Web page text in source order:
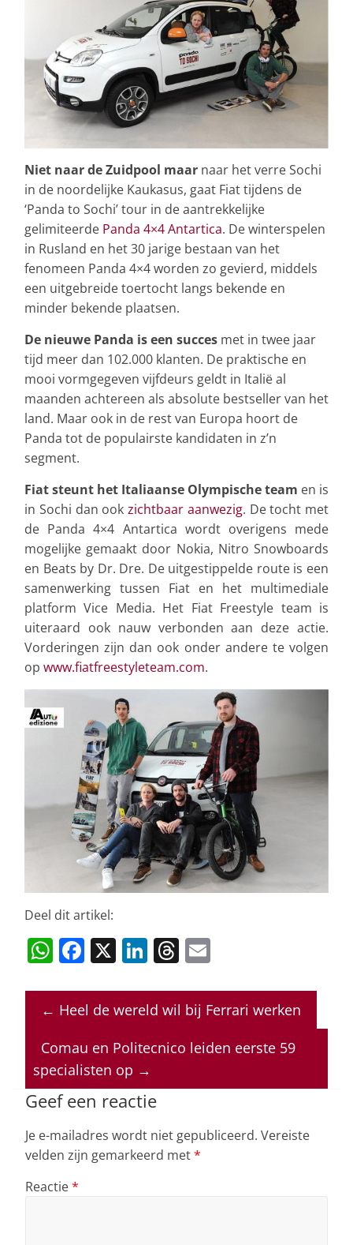
Niet naar de Zuidpool maar naar het verre Sochi
in de noordelijke Kaukasus, gaat Fiat tijdens de
‘Panda to Sochi’ tour in de aantrekkelijke
gelimiteerde Panda 4×4 Antartica. De winterspelen
in Rusland en het 30 jarige bestaan van het
fenomeen Panda 4×4 worden zo gevierd, middels
een uitgebreide toertocht langs bekende en
minder bekende plaatsen.
De nieuwe Panda is een succes met in twee jaar
tijd meer dan 102.000 klanten. De praktische en
mooi vormgegeven vijfdeurs geldt in Italië al
maanden achtereen als absolute bestseller van het
land. Maar ook in de rest van Europa hoort de
Panda tot de populairste kandidaten in z’n
segment.
Fiat steunt het Italiaanse Olympische team en is
in Sochi dan ook zichtbaar aanwezig. De tocht met
de Panda 4×4 Antartica wordt overigens mede
mogelijke gemaakt door Nokia, Nitro Snowboards
en Beats by Dr. Dre. De uitgestippelde route is een
samenwerking tussen Fiat en het multimediale
platform Vice Media. Het Fiat Freestyle team is
uiteraard ook nauw verbonden aan deze actie.
Vorderingen zijn dan ook onder andere te volgen
op www.fiatfreestyleteam.com.
Deel dit artikel:
W
at
s
A
p
p
F
c
e
b
o
o
k
X Li
k
e
dI
n
T
re
a
d
ai
l
← Heel de wereld wil bij Ferrari werken
Comau en Politecnico leiden eerste 59
specialisten op →
Geef een reactie
Je e-mailadres wordt niet gepubliceerd. Vereiste
velden zijn gemarkeerd met*
Reactie*